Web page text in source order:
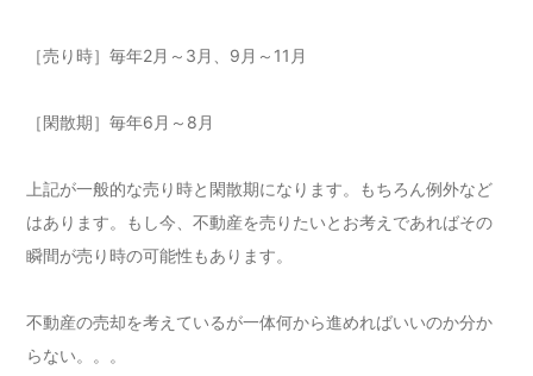
［売り時］毎年2月～3月、9月～11月
［閑散期］毎年6月～8月
上記が一般的な売り時と閑散期になります。もちろん例外など
はあります。もし今、不動産を売りたいとお考えであればその
瞬間が売り時の可能性もあります。
不動産の売却を考えているが一体何から進めればいいのか分か
らない。。。